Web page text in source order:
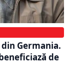
Germania.
de